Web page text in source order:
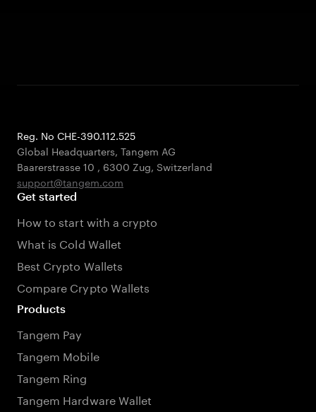
Reg. No CHE-390.112.525
Global Headquarters, Tangem AG
Baarerstrasse 10 , 6300 Zug, Switzerland
support@tangem.com
Get started
How to start with a crypto
What is Cold Wallet
Best Crypto Wallets
Compare Crypto Wallets
Products
Tangem Pay
Tangem Mobile
Tangem Ring
Tangem Hardware Wallet